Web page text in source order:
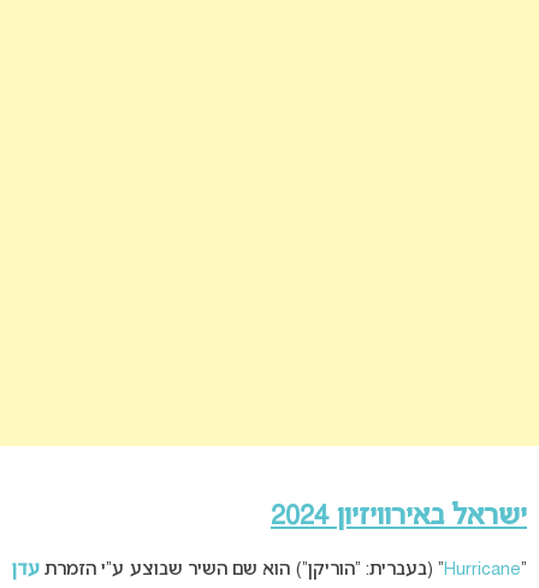
ישראל באירוויזיון 2024
Hurricane” (בעברית: “הוריקן”) הוא שם השיר שבוצע ע”י הזמרת עדן